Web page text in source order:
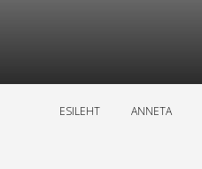
ESILEHT ANNETA